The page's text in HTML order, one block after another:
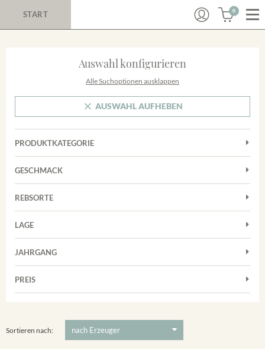
START 0
Auswahl konfigurieren
Alle Suchoptionen ausklappen
AUSWAHL AUFHEBEN
PRODUKTKATEGORIE
Cuvées
Rotwein
GESCHMACK
Trocken
REBSORTE
Chardonnay
Grauburgunder
Riesling
LAGE
Achkarrer Schlossberg
Vorderer Winklerberg
Winklerberg Hinter Winklen
JAHRGANG
PREIS
Sortieren nach: